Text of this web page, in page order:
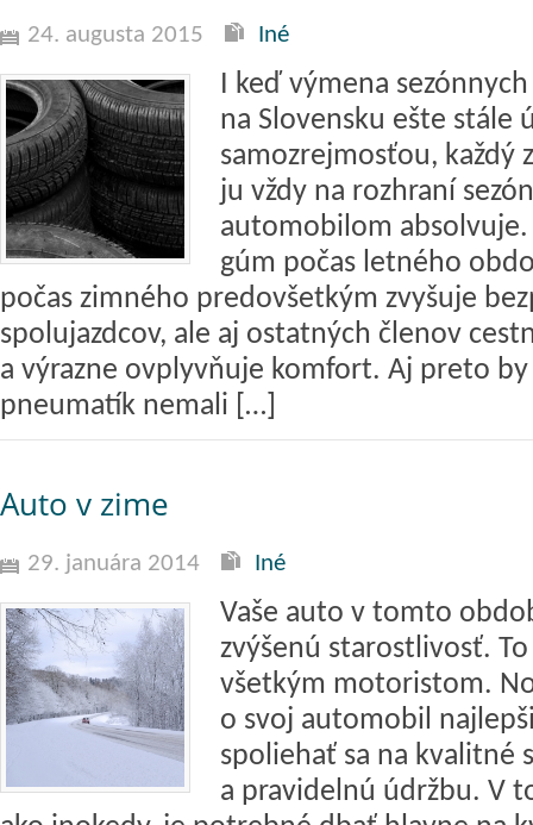
24. augusta 2015 Iné
I keď výmena
na Slovensku ešte stále
samozrejmosťou, každý
ju vždy na rozhraní
automobilom
gúm počas letného
počas zimného predovšetkým zvyšuje
spolujazdcov, ale aj ostatných členov
a výrazne ovplyvňuje komfort. Aj preto
pneumatík nemali […]
Auto v zime
29. januára 2014 Iné
Vaše auto v tomto
zvýšenú starostlivosť. To
všetkým motoristom.
o svoj automobil
spoliehať sa na kvalitné
a pravidelnú údržbu. V